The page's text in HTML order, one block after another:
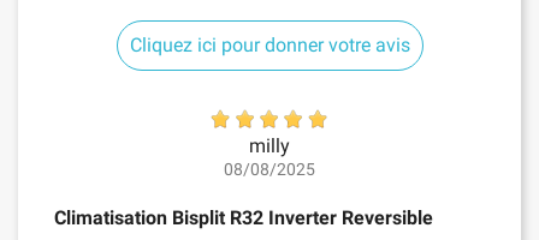
Cliquez ici pour donner votre avis
milly
08/08/2025
Climatisation Bisplit R32 Inverter Reversible